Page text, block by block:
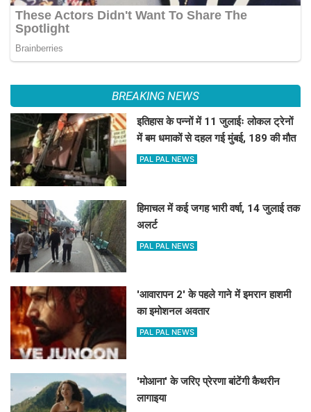
BREAKING NEWS
इतिहास के पन्नों में 11 जुलाईः लोकल ट्रेनों
में बम धमाकों से दहल गई मुंबई, 189 की मौत
PAL PAL NEWS
हिमाचल में कई जगह भारी वर्षा, 14 जुलाई तक
अलर्ट
PAL PAL NEWS
'आवारापन 2' के पहले गाने में इमरान हाशमी
का इमोशनल अवतार
PAL PAL NEWS
'मोआना' के जरिए प्रेरणा बांटेंगी कैथरीन
लागाइया